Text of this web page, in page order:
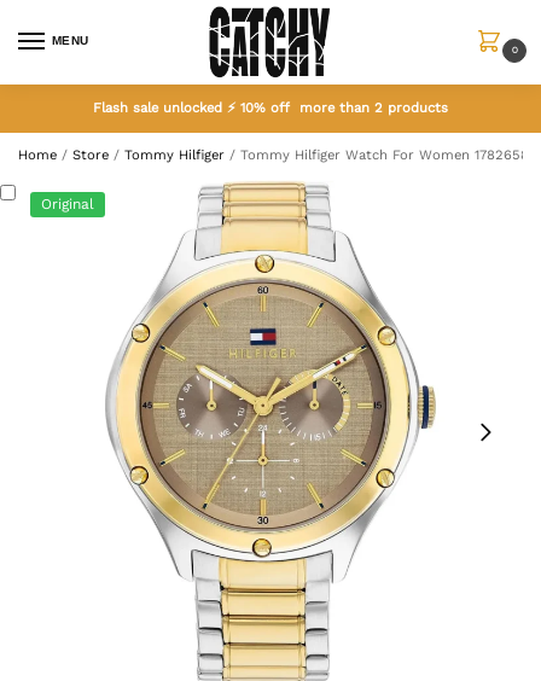
MENU
0
Flash sale unlocked ⚡ 10% off more than 2 products
Home / Store / Tommy Hilfiger / Tommy Hilfiger Watch For Women 1782658
Original